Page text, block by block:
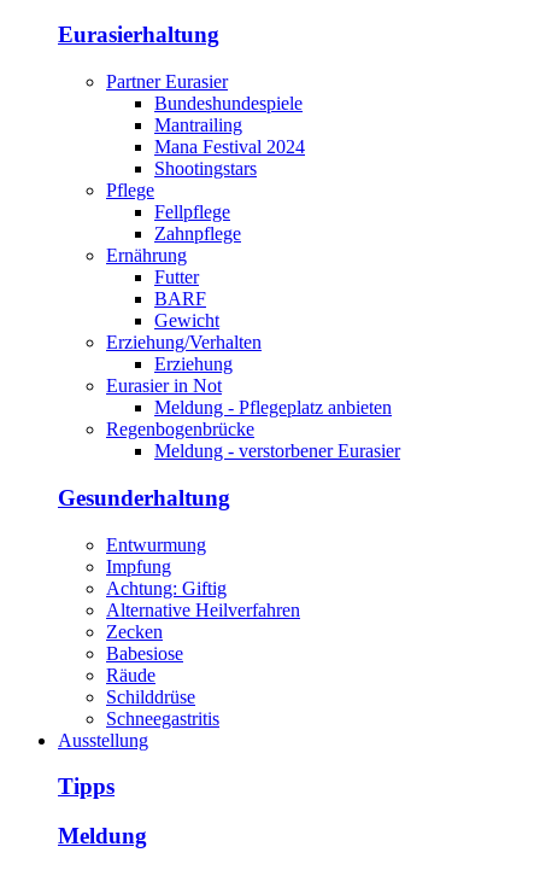
Eurasierhaltung
Partner Eurasier
Bundeshundespiele
Mantrailing
Mana Festival 2024
Shootingstars
Pflege
Fellpflege
Zahnpflege
Ernährung
Futter
BARF
Gewicht
Erziehung/Verhalten
Erziehung
Eurasier in Not
Meldung - Pflegeplatz anbieten
Regenbogenbrücke
Meldung - verstorbener Eurasier
Gesunderhaltung
Entwurmung
Impfung
Achtung: Giftig
Alternative Heilverfahren
Zecken
Babesiose
Räude
Schilddrüse
Schneegastritis
Ausstellung
Tipps
Meldung